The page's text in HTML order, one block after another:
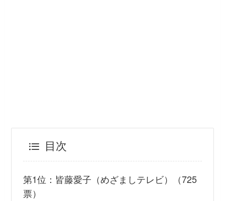
目次
第1位：皆藤愛子（めざましテレビ）（725
票）